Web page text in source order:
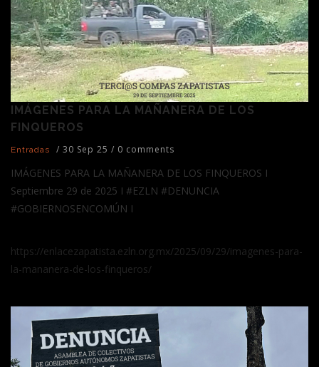
IMÁGENES PARA LA MAÑANERA DE LOS
FINQUEROS
Entradas / 30 Sep 25 / 0 comments
IMÁGENES PARA LA MAÑANERA DE LOS FINQUEROS I
Septiembre 29 de 2025 I #EZLN #DENUNCIA
#GOBIERNOSENCOMÚN I
https://enlacezapatista.ezln.org.mx/2025/09/29/imagenes-para-
la-mananera-de-los-finqueros/